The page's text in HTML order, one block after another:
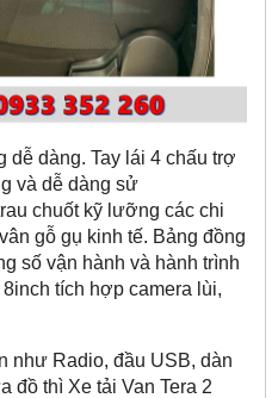
dàng. Tay lái 4 chấu trợ
và dễ dàng sử
chuốt kỹ lưỡng các chi
gỗ gụ kinh tế. Bảng đồng
số vận hành và hành trình
tích hợp camera lùi,
như Radio, đầu USB, dàn
đồ thì Xe tải Van Tera 2